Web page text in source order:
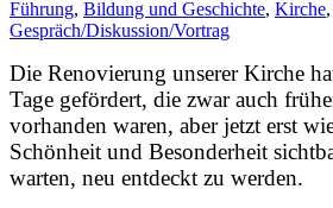
Führung, Bildung und Geschichte, Kirche,
Gespräch/Diskussion/Vortrag
Die Renovierung unserer Kirche
Tage gefördert, die zwar auch
vorhanden waren, aber jetzt erst
Schönheit und Besonderheit
warten, neu entdeckt zu werden.